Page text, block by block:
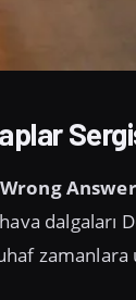
Wrong
dalgaları
zamanlara